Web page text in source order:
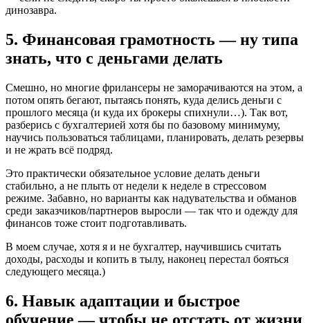
динозавра.
5. Финансовая грамотность — ну типа
знать, что с деньгами делать
Смешно, но многие фрилансеры не заморачиваются на этом, а
потом опять бегают, пытаясь понять, куда делись деньги с
прошлого месяца (и куда их брокеры спихнули…). Так вот,
разберись с бухгалтерией хотя бы по базовому минимуму,
научись пользоваться таблицами, планировать, делать резервы
и не жрать всё подряд.
Это практически обязательное условие делать деньги
стабильно, а не плыть от недели к неделе в стрессовом
режиме. Забавно, но варианты как надувательства и обманов
среди заказчиков/партнеров выросли — так что и одежду для
финансов тоже стоит подготавливать.
В моем случае, хотя я и не бухгалтер, научившись считать
доходы, расходы и копить в тылу, наконец перестал бояться
следующего месяца.)
6. Навык адаптации и быстрое
обучение — чтобы не отстать от жизни